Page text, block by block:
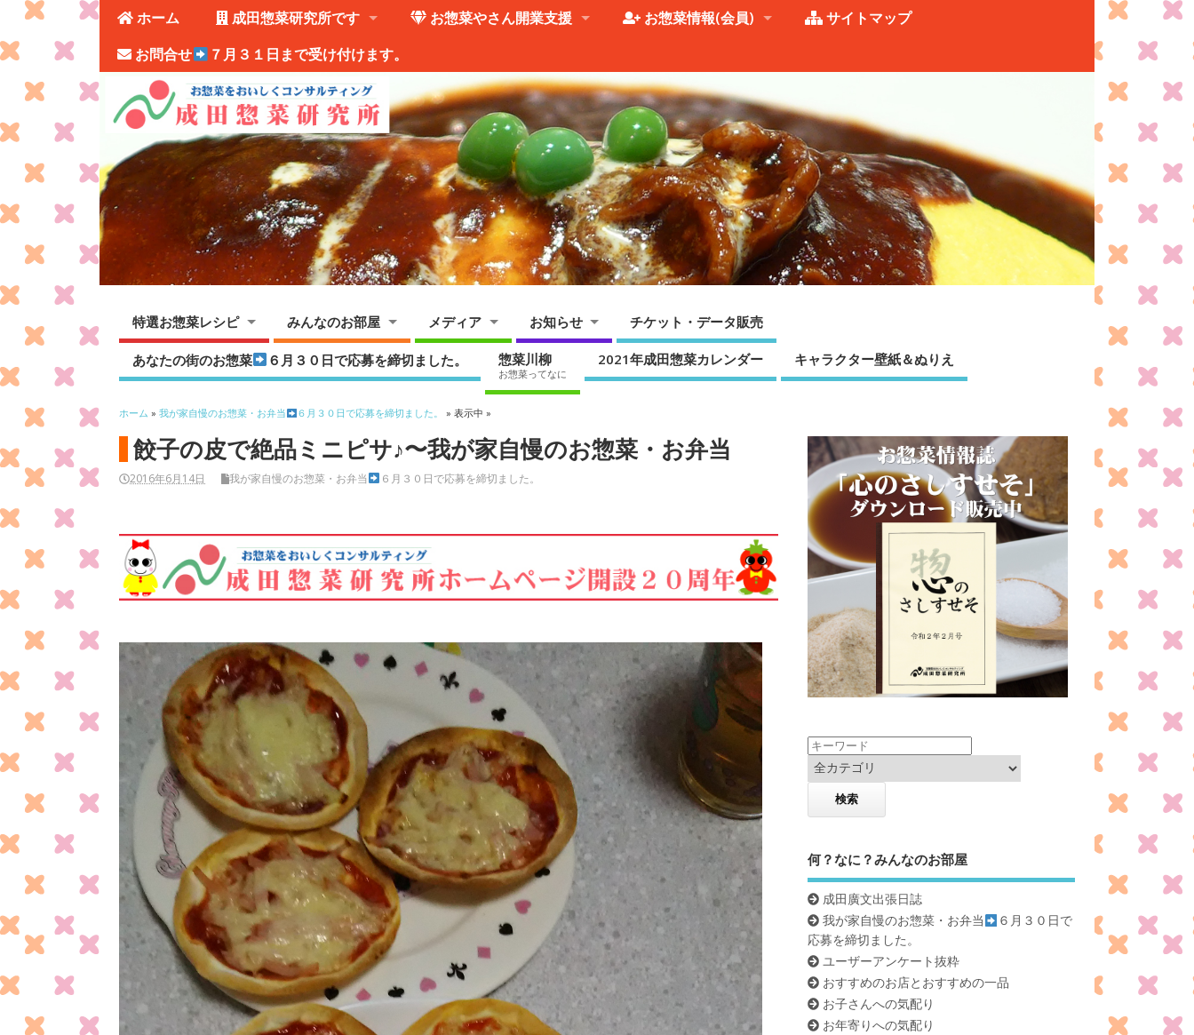
ホーム 成田惣菜研究所です お惣菜やさん開業支援 お惣菜情報(会員)
サイトマップ
お問合せ
７月３１日まで受け付けます。
特選お惣菜レシピ みんなのお部屋 メディア お知らせ チケット・データ販売
あなたの街のお惣菜 ６月３０日で応募を締切ました。 惣菜川柳
お惣菜ってなに
2021年成田惣菜カレンダー キャラクター壁紙＆ぬりえ
ホーム »我が家自慢のお惣菜・お弁当 ６月３０日で応募を締切ました。 » 表示中 »
餃子の皮で絶品ミニピサ♪〜我が家自慢のお惣菜・お弁当
2016年6月14日 我が家自慢のお惣菜・お弁当 ６月３０日で応募を締切ました。
何？なに？みんなのお部屋
成田廣文出張日誌
我が家自慢のお惣菜・お弁当
６月３０日で
応募を締切ました。
ユーザーアンケート抜粋
おすすめのお店とおすすめの一品
お子さんへの気配り
お年寄りへの気配り